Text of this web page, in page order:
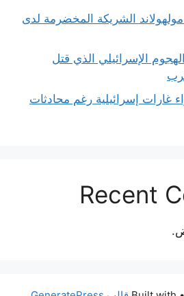
الشريكة المخضرمة لدى
الإسرائيلي الذي قتل
غارات إسرائيلية رغم محادثات
Recent